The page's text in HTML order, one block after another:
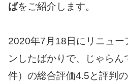
ばをご紹介します。
2020年7月18日にリニュー
ンしたばかりで、じゃら
件）の総合評価4.5と評判